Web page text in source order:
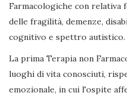
Farmacologiche con relativa
delle fragilità, demenze,
cognitivo e spettro autistico.
La prima Terapia non
luoghi di vita conosciuti,
emozionale, in cui l'ospite